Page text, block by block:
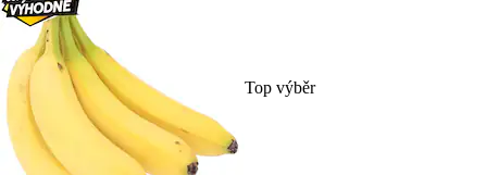
Top výběr